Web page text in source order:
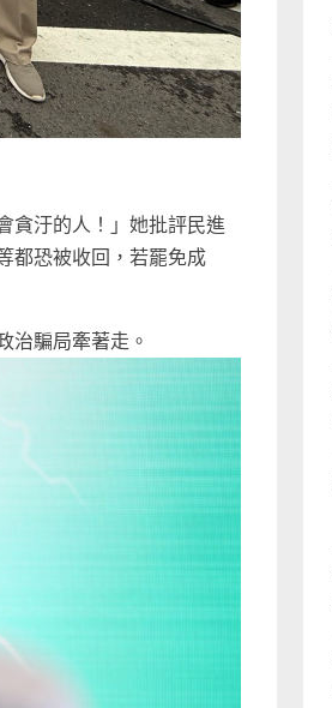
貪汙的人！」她批評民進
都恐被收回，若罷免成
治騙局牽著走。